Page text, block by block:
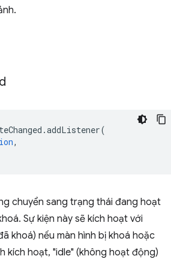
.addListener(
,
chuyển sang trạng thái đang hoạt
Sự kiện này sẽ kích hoạt với
khoá) nếu màn hình bị khoá hoặc
kích hoạt, "idle" (không hoạt động)